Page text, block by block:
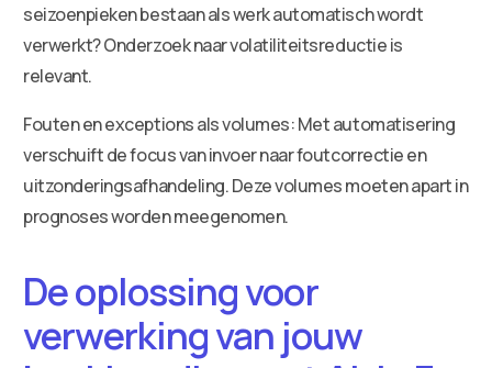
seizoenpieken bestaan als werk automatisch wordt
verwerkt? Onderzoek naar volatiliteitsreductie is
relevant.
Fouten en exceptions als volumes: Met automatisering
verschuift de focus van invoer naar foutcorrectie en
uitzonderingsafhandeling. Deze volumes moeten apart in
prognoses worden meegenomen.
De oplossing voor
verwerking van jouw